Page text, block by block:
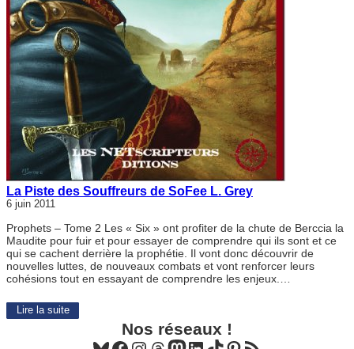
La Piste des Souffreurs de SoFee L. Grey
6 juin 2011
Prophets – Tome 2 Les « Six » ont profiter de la chute de Berccia la
Maudite pour fuir et pour essayer de comprendre qui ils sont et ce
qui se cachent derrière la prophétie. Il vont donc découvrir de
nouvelles luttes, de nouveaux combats et vont renforcer leurs
cohésions tout en essayant de comprendre les enjeux.…
Lire la suite
Nos réseaux !